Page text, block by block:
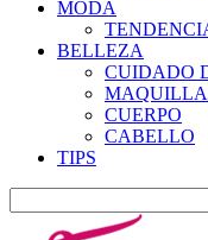
MODA
BELLEZA
CUIDADO
CUERPO
CABELLO
TIPS